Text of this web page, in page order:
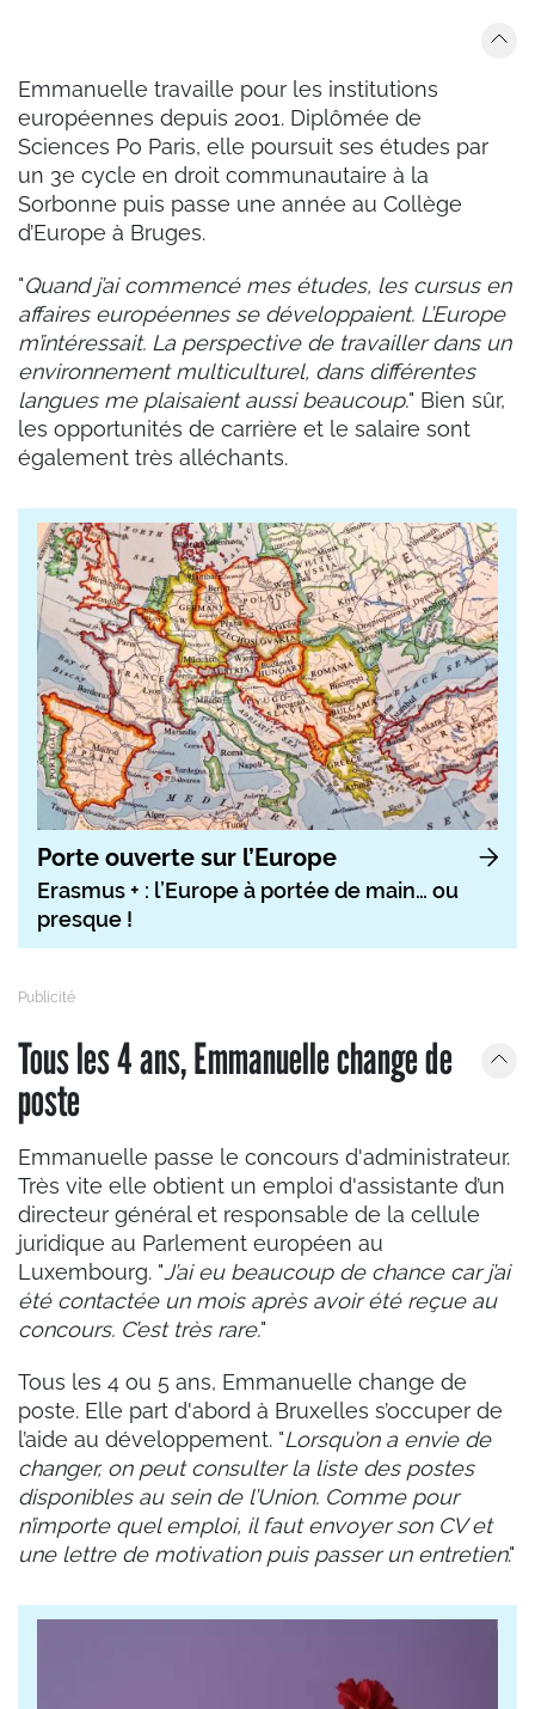
Emmanuelle travaille pour les institutions
européennes depuis 2001. Diplômée de
Sciences Po Paris, elle poursuit ses études par
un 3e cycle en droit communautaire à la
Sorbonne puis passe une année au Collège
d’Europe à Bruges.
"Quand j’ai commencé mes études, les cursus en
affaires européennes se développaient. L’Europe
m’intéressait. La perspective de travailler dans un
environnement multiculturel, dans différentes
langues me plaisaient aussi beaucoup." Bien sûr,
les opportunités de carrière et le salaire sont
également très alléchants.
Porte ouverte sur l’Europe
Erasmus + : l’Europe à portée de main… ou
presque !
Tous les 4 ans, Emmanuelle change de
poste
Emmanuelle passe le concours d'administrateur.
Très vite elle obtient un emploi d'assistante d’un
directeur général et responsable de la cellule
juridique au Parlement européen au
Luxembourg. "J’ai eu beaucoup de chance car j’ai
été contactée un mois après avoir été reçue au
concours. C’est très rare."
Tous les 4 ou 5 ans, Emmanuelle change de
poste. Elle part d'abord à Bruxelles s’occuper de
l’aide au développement. "Lorsqu’on a envie de
changer, on peut consulter la liste des postes
disponibles au sein de l’Union. Comme pour
n’importe quel emploi, il faut envoyer son CV et
une lettre de motivation puis passer un entretien."